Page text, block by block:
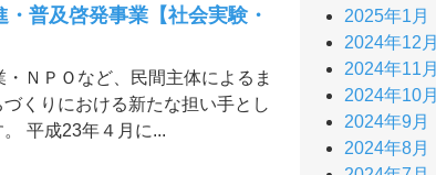
普及啓発事業【社会実験・
ＮＰＯなど、民間主体によるま
くりにおける新たな担い手とし
平成23年４月に...
2025年1月
2024年12月
2024年11月
2024年10月
2024年9月
2024年8月